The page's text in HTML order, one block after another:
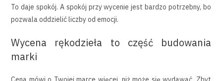
To daje spokój. A spokój przy wycenie jest bardzo potrzebny, bo
pozwala oddzielić liczby od emocji.
Wycena rękodzieła to część budowania
marki